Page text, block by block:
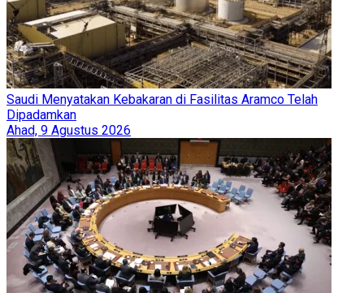
Saudi Menyatakan Kebakaran di Fasilitas Aramco Telah
Dipadamkan
Ahad, 9 Agustus 2026